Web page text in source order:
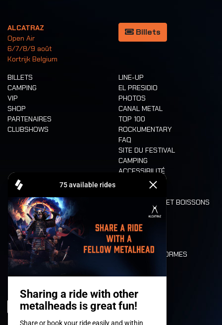
ALCATRAZ
Open Air
6/7/8/9 août
Kortrijk Belgium
Billets
BILLETS
CAMPING
VIP
SHOP
PARTENAIRES
CLUBSHOWS
LINE-UP
EL PRESIDIO
PHOTOS
CANAL METAL
TOP 100
ROCKUMENTARY
FAQ
SITE DU FESTIVAL
CAMPING
ACCESSIBILITÉ
CASHLESS
ALIMENTATION ET BOISSONS
LONE WOLVES
PLAN
DEATH RIDE
VALEURS ET NORMES
HISTOIRE